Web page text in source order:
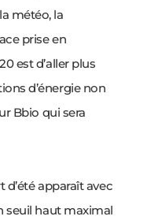
météo, la
prise en
est d’aller plus
d’énergie non
Bbio qui sera
apparaît avec
seuil haut maximal